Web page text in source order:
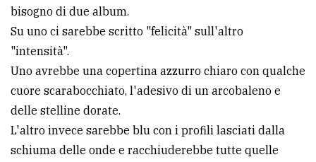
bisogno di due album.
Su uno ci sarebbe scritto "felicità" sull'altro
"intensità".
Uno avrebbe una copertina azzurro chiaro con qualche
cuore scarabocchiato, l'adesivo di un arcobaleno e
delle stelline dorate.
L'altro invece sarebbe blu con i profili lasciati dalla
schiuma delle onde e racchiuderebbe tutte quelle